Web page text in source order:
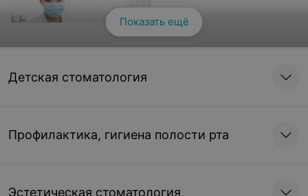
44,13 руб.
Смотреть все
Показать ещё
Детская стоматология
Профилактика, гигиена полости рта
Эстетическая стоматология